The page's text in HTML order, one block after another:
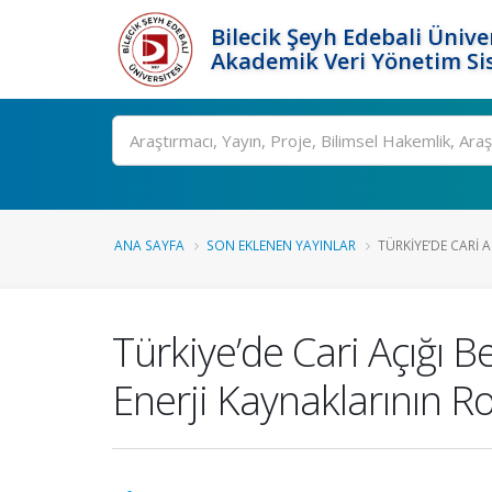
Bilecik Şeyh Edebali
Akademik Veri Yönetim
Ara
ANA SAYFA SON EKLENEN YAYINLAR TÜRKIYE’DE CARI
Türkiye’de Cari Açığı
Enerji Kaynaklarının